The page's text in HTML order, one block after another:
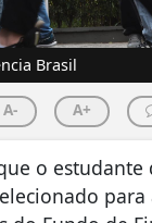
Brasil
A- A+
o estudante
para